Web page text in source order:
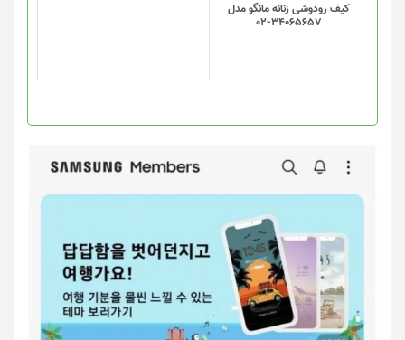
کیف رودوشی زنانه مانگو مدل
34065657-02